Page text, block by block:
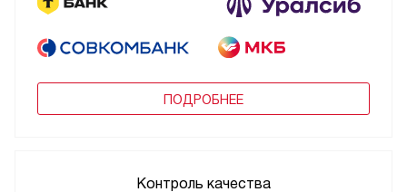
ПОДРОБНЕЕ
Контроль качества